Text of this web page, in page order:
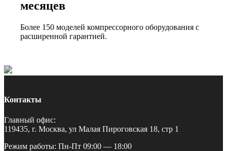
месяцев
Более 150 моделей компрессорного оборудования с
расширенной гарантией.
Контакты
Главный офис:
119435, г. Москва, ул Малая Пироговская 18, стр 1
Режим работы: Пн-Пт 09:00 — 18:00